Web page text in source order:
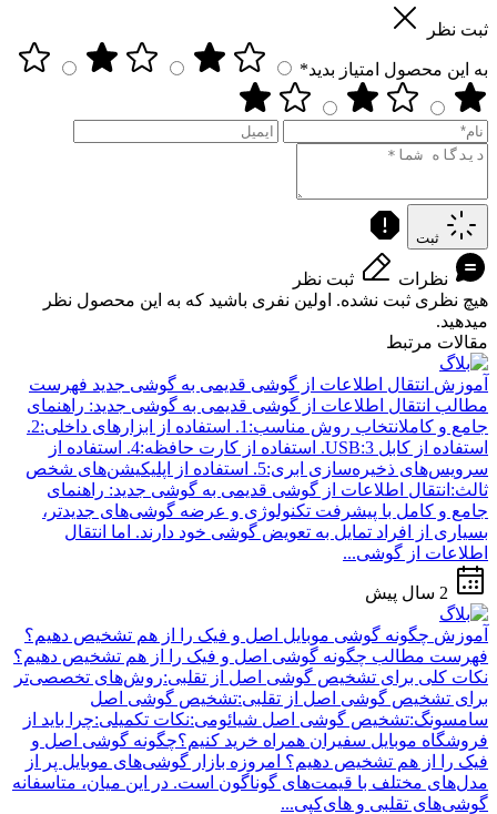
ثبت نظر
به این محصول امتیاز بدید*
ثبت
نظرات
ثبت نظر
هیچ نظری ثبت نشده. اولین نفری باشید که به این محصول نظر
میدهید.
مقالات مرتبط
آموزش انتقال اطلاعات از گوشی قدیمی به گوشی جدید فهرست
مطالب انتقال اطلاعات از گوشی قدیمی به گوشی جدید: راهنمای
جامع و کاملانتخاب روش مناسب:1. استفاده از ابزارهای داخلی:2.
استفاده از کابل USB:3. استفاده از کارت حافظه:4. استفاده از
سرویس‌های ذخیره‌سازی ابری:5. استفاده از اپلیکیشن‌های شخص
ثالث:انتقال اطلاعات از گوشی قدیمی به گوشی جدید: راهنمای
جامع و کامل با پیشرفت تکنولوژی و عرضه گوشی‌های جدیدتر،
بسیاری از افراد تمایل به تعویض گوشی خود دارند. اما انتقال
اطلاعات از گوشی...
2 سال پیش
آموزش چگونه گوشی موبایل اصل و فیک را از هم تشخیص دهیم؟
فهرست مطالب چگونه گوشی اصل و فیک را از هم تشخیص دهیم؟
نکات کلی برای تشخیص گوشی اصل از تقلبی:روش‌های تخصصی‌تر
برای تشخیص گوشی اصل از تقلبی:تشخیص گوشی اصل
سامسونگ:تشخیص گوشی اصل شیائومی:نکات تکمیلی:چرا باید از
فروشگاه موبایل سفیران همراه خرید کنیم؟چگونه گوشی اصل و
فیک را از هم تشخیص دهیم؟ امروزه بازار گوشی‌های موبایل پر از
مدل‌های مختلف با قیمت‌های گوناگون است. در این میان، متاسفانه
گوشی‌های تقلبی و های‌کپی...